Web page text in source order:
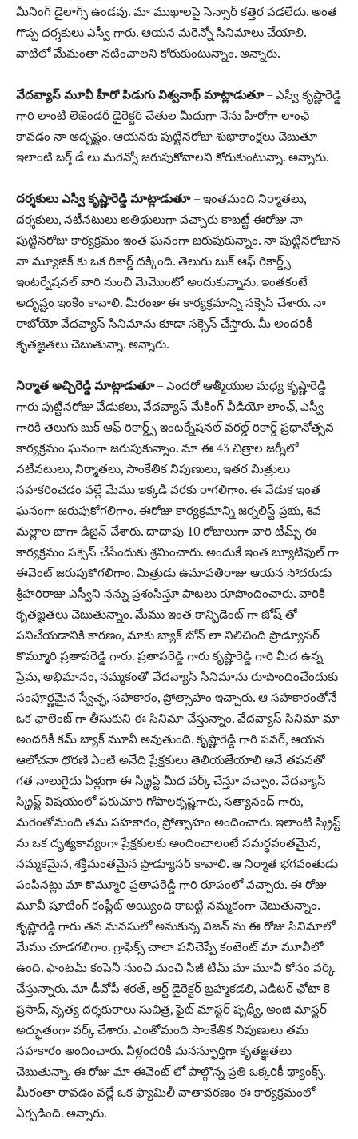
మీనింగ్ డైలాగ్స్ ఉండవు. మా ముఖాలపై సెన్సార్ కత్తెర పడలేదు. అంత
గొప్ప దర్శకులు ఎస్వీ గారు. ఆయన మరెన్నో సినిమాలు చేయాలి.
వాటిలో మేమంతా నటించాలని కోరుకుంటున్నాం. అన్నారు.
వేదవ్యాస్ మూవీ హీరో పిడుగు విశ్వనాథ్ మాట్లాడుతూ– ఎస్వీ కృష్ణారెడ్డి
గారి లాంటి లెజెండరీ డైరెక్టర్ చేతుల మీదుగా నేను హీరోగా లాంఛ్
కావడం నా అదృష్టం. ఆయనకు పుట్టినరోజు శుభాకాంక్షలు చెబుతూ
ఇలాంటి బర్త్ డే లు మరెన్నో జరుపుకోవాలని కోరుకుంటున్నా. అన్నారు.
దర్శకులు ఎస్వీ కృష్ణారెడ్డి మాట్లాడుతూ – ఇంతమంది నిర్మాతలు,
దర్శకులు, నటీనటులు అతిథులుగా వచ్చారు కాబట్టే ఈరోజు నా
పుట్టినరోజు కార్యక్రమం ఇంత ఘనంగా జరుపుకున్నాం. నా పుట్టినరోజున
నా మ్యూజిక్ కు ఒక రికార్డ్ దక్కింది. తెలుగు బుక్ ఆఫ్ రికార్డ్స్
ఇంటర్నేషనల్ వారి నుంచి మెమొంటో అందుకున్నాను. ఇంతకంటే
అదృష్టం ఇంకేం కావాలి. మీరంతా ఈ కార్యక్రమాన్ని సక్సెస్ చేశారు. నా
రాబోయో వేదవ్యాస్ సినిమాను కూడా సక్సెస్ చేస్తారు. మీ అందరికీ
కృతజ్ఞతలు చెబుతున్నా. అన్నారు.
నిర్మాత అచ్చిరెడ్డి మాట్లాడుతూ– ఎందరో ఆత్మీయుల మధ్య కృష్ణారెడ్డి
గారు పుట్టినరోజు వేడుకలు, వేదవ్యాస్ మేకింగ్ వీడియో లాంఛ్, ఎస్వీ
గారికి తెలుగు బుక్ ఆఫ్ రికార్డ్స్ ఇంటర్నేషనల్ వరల్డ్ రికార్డ్ ప్రధానోత్సవ
కార్యక్రమం ఘనంగా జరుపుకున్నాం. మా ఈ 43 చిత్రాల జర్నీలో
నటీనటులు, నిర్మాతలు, సాంకేతిక నిపుణులు, ఇతర మిత్రులు
సహకరించడం వల్లే మేము ఇక్కడి వరకు రాగలిగాం. ఈ వేడుక ఇంత
ఘనంగా జరుపుకోగలిగాం. ఈరోజు కార్యక్రమాన్ని జర్నలిస్ట్ ప్రభు, శివ
మల్లాల బాగా డిజైన్ చేశారు. దాదాపు 10 రోజులుగా వారి టీమ్స్ ఈ
కార్యక్రమం సక్సెస్ చేసేందుకు శ్రమించారు. అందుకే ఇంత బ్యూటిఫుల్ గా
ఈవెంట్ జరుపుకోగలిగాం. మిత్రుడు ఉమాపతిరాజు ఆయన సోదరుడు
శ్రీహరిరాజు ఎస్వీని నన్ను ప్రశంసిస్తూ పాటలు రూపొందించారు. వారికి
కృతజ్ఞతలు చెబుతున్నాం. మేము ఇంత కాన్ఫిడెంట్ గా జోష్ తో
పనిచేయడానికి కారణం, మాకు బ్యాక్ బోన్ లా నిలిచింది ప్రొడ్యూసర్
కొమ్మూరి ప్రతాపరెడ్డి గారు. ప్రతాపరెడ్డి గారు కృష్ణారెడ్డి గారి మీద ఉన్న
ప్రేమ, అభిమానం, నమ్మకంతో వేదవ్యాస్ సినిమాను రూపొందించేందుకు
సంపూర్ణమైన స్వేచ్ఛ, సహకారం, ప్రోత్సాహం ఇచ్చారు. ఆ సహకారంతోనే
ఒక ఛాలెంజ్ గా తీసుకుని ఈ సినిమా చేస్తున్నాం. వేదవ్యాస్ సినిమా మా
అందరికీ కమ్ బ్యాక్ మూవీ అవుతుంది. కృష్ణారెడ్డి గారి పవర్, ఆయన
ఆలోచనా ధోరణి ఏంటి అనేది ప్రేక్షకులు తెలియజేయాలి అనే తపనతో
గత నాలుగైదు ఏళ్లుగా ఈ స్క్రిప్ట్ మీద వర్క్ చేస్తూ వచ్చాం. వేదవ్యాస్
స్క్రిప్ట్ విషయంలో పరుచూరి గోపాలకృష్ణగారు, సత్యానంద్ గారు,
మరెంతోమంది తమ సహకారం, ప్రోత్సాహం అందించారు. ఇలాంటి స్క్రిప్ట్
ను ఒక దృశ్యకావ్యంగా ప్రేక్షకులకు అందించాలంటే సమర్థవంతమైన,
నమ్మకమైన, శక్తిమంతమైన ప్రొడ్యూసర్ కావాలి. ఆ నిర్మాత భగవంతుడు
పంపినట్లు మా కొమ్మూరి ప్రతాపరెడ్డి గారి రూపంలో వచ్చారు. ఈ రోజు
మూవీ షూటింగ్ కంప్లీట్ అయ్యింది కాబట్టి నమ్మకంగా చెబుతున్నాం.
కృష్ణారెడ్డి గారు తన మనసులో అనుకున్న విజన్ ను ఈ రోజు సినిమాలో
మేము చూడగలిగాం. గ్రాఫిక్స్ చాలా పనిచెప్పే కంటెంట్ మా మూవీలో
ఉంది. ఫాంటమ్ కంపెనీ నుంచి మంచి సీజీ టీమ్ మా మూవీ కోసం వర్క్
చేస్తున్నారు. మా డీవోపీ శరత్, ఆర్ట్ డైరెక్టర్ బ్రహ్మకడలి, ఎడిటర్ ఛోటా కె
ప్రసాద్, నృత్య దర్శకురాలు సుచిత్ర, ఫైట్ మాస్టర్ పృథ్వీ, అంజి మాస్టర్
అద్భుతంగా వర్క్ చేశారు. ఎంతోమంది సాంకేతిక నిపుణులు తమ
సహకారం అందించారు. వీళ్లందరికీ మనస్ఫూర్తిగా కృతజ్ఞతలు
చెబుతున్నా. ఈ రోజు మా ఈవెంట్ లో పాల్గొన్న ప్రతి ఒక్కరికీ థ్యాంక్స్.
మీరంతా రావడం వల్లే ఒక ఫ్యామిలీ వాతావరణం ఈ కార్యక్రమంలో
ఏర్పడింది. అన్నారు.